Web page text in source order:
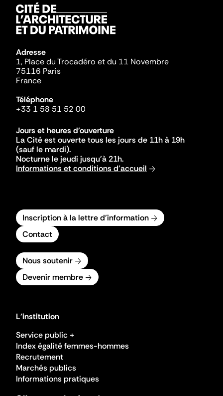
Adresse
1, Place du Trocadéro et du 11 Novembre
75116 Paris
France
Téléphone
+33 1 58 51 52 00
Jours et heures d'ouverture
La Cité est ouverte tous les jours de 11h à 19h
(sauf le mardi).
Nocturne le jeudi jusqu'à 21h.
Informations et conditions d'accueil
Inscription à la lettre d'information
Contact
Nous soutenir
Devenir membre
L'institution
Service public +
Index égalité femmes-hommes
Recrutement
Marchés publics
Informations pratiques